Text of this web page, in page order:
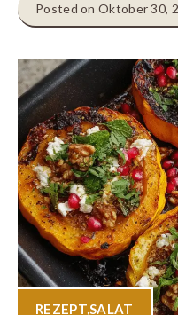
Posted on Oktober 30,
REZEPT,SALAT